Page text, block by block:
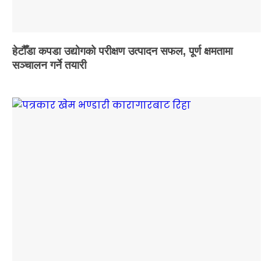
हेटौँडा कपडा उद्योगको परीक्षण उत्पादन सफल, पूर्ण क्षमतामा
सञ्चालन गर्ने तयारी